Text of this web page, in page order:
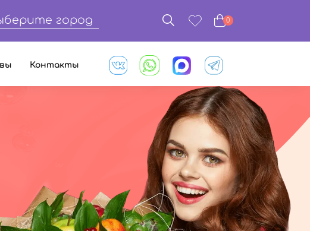
город 0
Контакты